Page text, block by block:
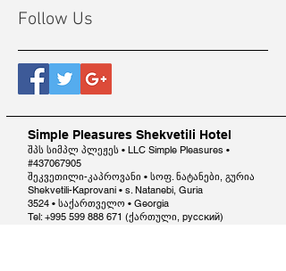
Follow Us
Simple Pleasures Shekvetili Hotel
შპს სიმპლ პლეჟეს • LLC Simple Pleasures •
#437067905
შეკვეთილი-კაპროვანი • სოფ. ნატანები, გურია
Shekvetili-Kaprovani • s. Natanebi, Guria
3524 • საქართველო • Georgia
Tel: +995 599 888 671 (ქართული, русский)